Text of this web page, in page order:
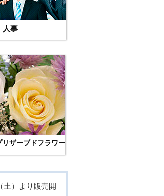
人事
ザーブドフラワー
）より販売開